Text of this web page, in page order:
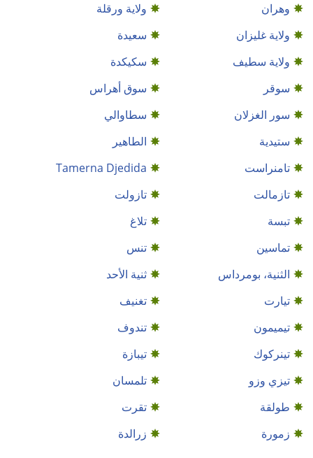
وهران
ولاية ورقلة
ولاية غليزان
سعيدة
ولاية سطيف
سكيكدة
سوقر
سوق أهراس
سور الغزلان
سطاوالي
ستيدية
الطاهير
تامنراست
Tamerna Djedida
تازمالت
تازولت
تبسة
تلاغ
تماسين
تنس
الثنية، بومرداس
ثنية الأحد
تيارت
تغنيف
تيميمون
تندوف
تينركوك
تيبازة
تيزي وزو
تلمسان
طولقة
تقرت
زمورة
زرالدة